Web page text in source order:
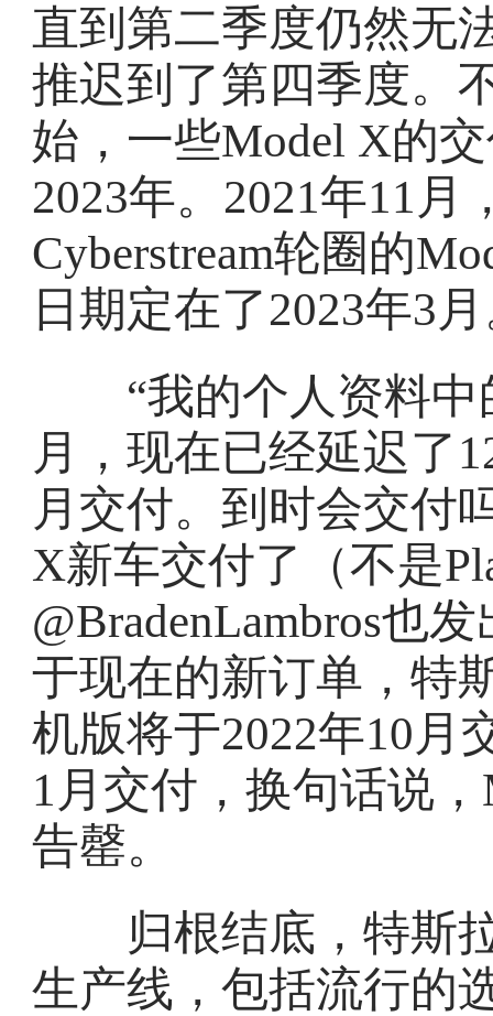
直到第二季度仍然无
推迟到了第四季度。
始，一些Model X的
2023年。2021年11
Cyberstream轮圈的
日期定在了2023年3
“我的个人资料中
月，现在已经延迟了
月交付。到时会交付
X新车交付了（不是
@BradenLambros也
于现在的新订单，特
机版将于2022年10月
1月交付，换句话说
告罄。
归根结底，特斯拉
生产线，包括流行的